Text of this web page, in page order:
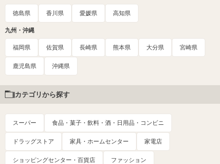
徳島県 香川県 愛媛県 高知県
九州・沖縄
福岡県 佐賀県 長崎県 熊本県 大分県 宮崎県
鹿児島県 沖縄県
カテゴリから探す
スーパー 食品・菓子・飲料・酒・日用品・コンビニ
ドラッグストア 家具・ホームセンター 家電店
ショッピングセンター・百貨店 ファッション